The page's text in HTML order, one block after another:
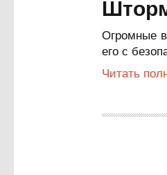
Огромные
его с
Читать